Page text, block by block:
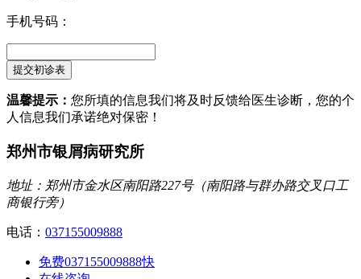
手机号码：
温馨提示： 您所填的信息我们将及时反馈给医生诊断，您的个
人信息我们承诺绝对保密！
郑州市银屑病研究所
地址：郑州市金水区南阳路227号（南阳路与群办路交叉口工
商银行旁）
电话： 037155009888
免费037155009888快